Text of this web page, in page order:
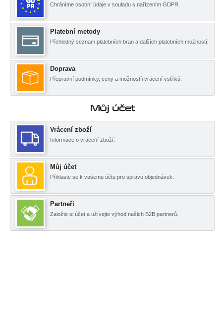
Chráníme osobní údaje v souladu s nařízením GDPR.
Platební metody
Přehledný seznam platebních bran a dalších platebních možností.
Doprava
Přepravní podmínky, ceny a možnostíi vrácení vstřiků.
Můj účet
Vrácení zboží
Informace o vrácení zboží.
Můj účet
Přihlaste se k vašemu účtu pro správu objednávek.
Partneři
Založte si účet a užívejte výhod našich B2B partnerů.